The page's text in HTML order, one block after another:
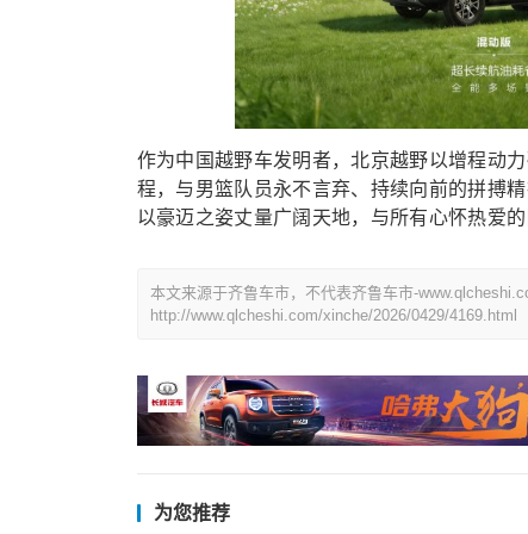
作为中国越野车发明者，北京越野以增程动
程，与男篮队员永不言弃、持续向前的拼搏
以豪迈之姿丈量广阔天地，与所有心怀热爱
本文来源于齐鲁车市，不代表齐鲁车市-
http://www.qlcheshi.com/xinche/2026/0429/4169.html
为您推荐